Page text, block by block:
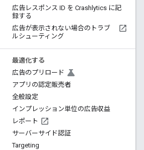
広告レスポンス ID を Crashlytics に記
録する
広告が表示されない場合のトラブ
ルシューティング
最適化する
広告のプリロード
アプリの認定販売者
全般設定
インプレッション単位の広告収益
レポート
サーバーサイド認証
Targeting